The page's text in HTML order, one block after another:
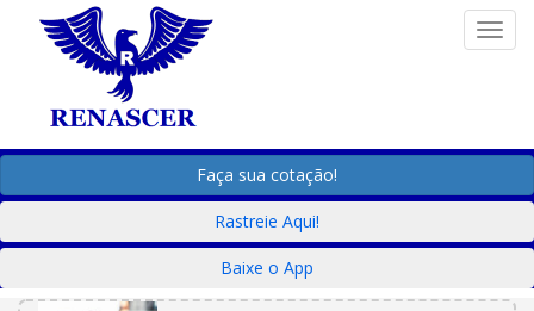
Faça sua cotação!
Rastreie Aqui!
Baixe o App
TAG:ASSISTÊNCIA24H